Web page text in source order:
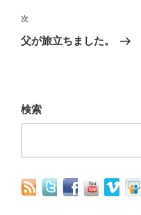
ビ
ゲ
ョ
稿
次
の
次
父が旅立ちました。
検索